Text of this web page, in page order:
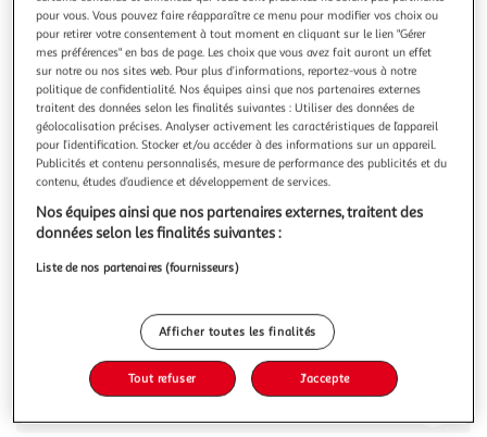
GOTCHA
Sweat Homme Gotcha Camfish
Optez pour ce sweat Gotcha disponible à petit prix !-
Coloris : Orange- Coupe altique- Manches longues- Avec
capuche- Composition : 100% coton
En savoir +
Vous voulez connaître le prix de ce produit ?
Afficher le prix
pour vous. Vous pouvez faire réapparaître ce menu pour modifier vos choix ou
pour retirer votre consentement à tout moment en cliquant sur le lien "Gérer
mes préférences" en bas de page. Les choix que vous avez fait auront un effet
sur notre ou nos sites web. Pour plus d’informations, reportez-vous à notre
politique de confidentialité. Nos équipes ainsi que nos partenaires externes
traitent des données selon les finalités suivantes : Utiliser des données de
géolocalisation précises. Analyser activement les caractéristiques de l’appareil
pour l’identification. Stocker et/ou accéder à des informations sur un appareil.
Publicités et contenu personnalisés, mesure de performance des publicités et du
contenu, études d’audience et développement de services.
Nos équipes ainsi que nos partenaires externes, traitent des
données selon les finalités suivantes :
Liste de nos partenaires (fournisseurs)
Afficher toutes les finalités
Tout refuser J'accepte